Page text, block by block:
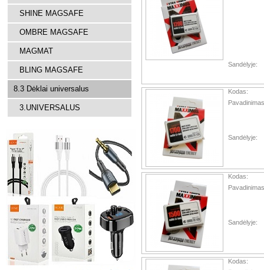
SHINE MAGSAFE
OMBRE MAGSAFE
MAGMAT
BLING MAGSAFE
8.3 Dėklai universalus
3.UNIVERSALUS
Sandėlyje:
Kodas:
Sandėlyje:
Kodas:
Sandėlyje:
Kodas: